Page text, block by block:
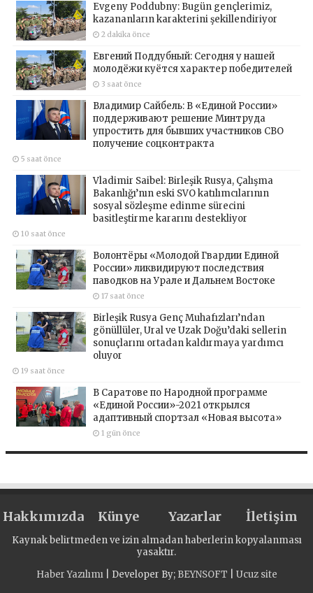
Evgeny Poddubny: Bugün gençlerimiz,
kazananların karakterini şekillendiriyor
2 dakika önce
Евгений Поддубный: Сегодня у нашей
молодёжи куётся характер победителей
3 saat önce
Владимир Сайбель: В «Единой России»
поддерживают решение Минтруда
упростить для бывших участников СВО
получение соцконтракта
5 saat önce
Vladimir Saibel: Birleşik Rusya, Çalışma
Bakanlığı’nın eski SVO katılımcılarının
sosyal sözleşme edinme sürecini
basitleştirme kararını destekliyor
10 saat önce
Волонтёры «Молодой Гвардии Единой
России» ликвидируют последствия
паводков на Урале и Дальнем Востоке
17 saat önce
Birleşik Rusya Genç Muhafızları’ndan
gönüllüler, Ural ve Uzak Doğu’daki sellerin
sonuçlarını ortadan kaldırmaya yardımcı
oluyor
19 saat önce
В Саратове по Народной программе
«Единой России»-2021 открылся
адаптивный спортзал «Новая высота»
1 gün önce
Hakkımızda Künye Yazarlar İletişim
Kaynak belirtmeden ve izin almadan haberlerin kopyalanması
yasaktır.
Haber Yazılımı| Developer By; BEYNSOFT Ucuz site